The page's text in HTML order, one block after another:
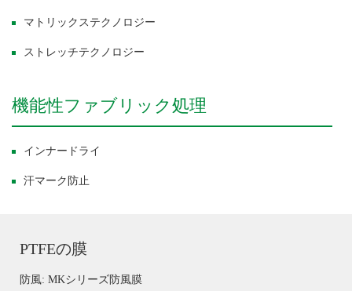
マトリックステクノロジー
ストレッチテクノロジー
機能性ファブリック処理
インナードライ
汗マーク防止
PTFEの膜
防風: MKシリーズ防風膜